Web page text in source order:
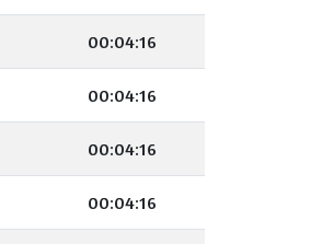
00:04:16
00:04:16
00:04:16
00:04:16